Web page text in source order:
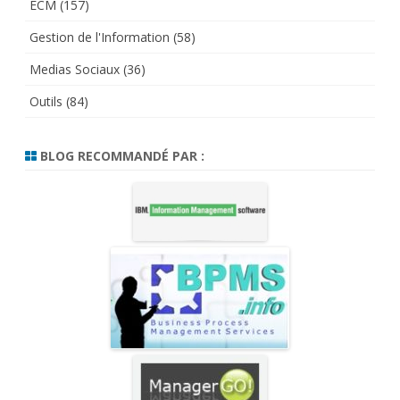
ECM (157)
Gestion de l'Information (58)
Medias Sociaux (36)
Outils (84)
BLOG RECOMMANDÉ PAR :